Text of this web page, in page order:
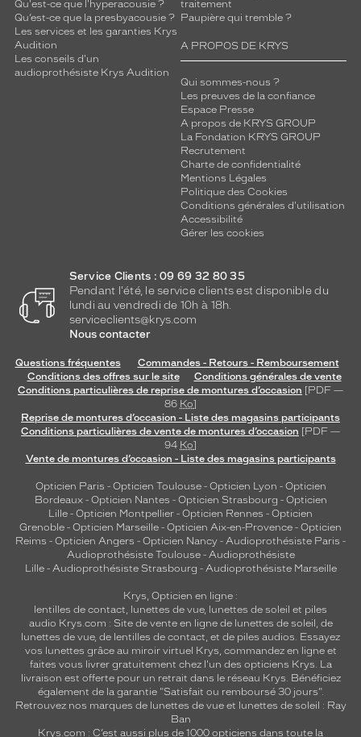
Qu'est-ce que l'hyperacousie ?
Qu’est-ce que la presbyacousie ?
Les services et les garanties Krys
Audition
Les conseils d'un
audioprothésiste Krys Audition
traitement
Paupière qui tremble ?
A PROPOS DE KRYS
Qui sommes-nous ?
Les preuves de la confiance
Espace Presse
A propos de KRYS GROUP
La Fondation KRYS GROUP
Recrutement
Charte de confidentialité
Mentions Légales
Politique des Cookies
Conditions générales d'utilisation
Accessibilité
Gérer les cookies
Service Clients : 09 69 32 80 35
Pendant l'été, le service clients est disponible du
lundi au vendredi de 10h à 18h.
serviceclients@krys.com
Nous contacter
Questions fréquentes
Commandes - Retours - Remboursement
Conditions des offres sur le site
Conditions générales de vente
Conditions particulières de reprise de montures d’occasion [PDF —
86 Ko]
Reprise de montures d’occasion - Liste des magasins participants
Conditions particulières de vente de montures d’occasion [PDF —
94 Ko]
Vente de montures d’occasion - Liste des magasins participants
Opticien Paris - Opticien Toulouse- Opticien Lyon - Opticien
Bordeaux- Opticien Nantes - Opticien Strasbourg - Opticien
Lille - Opticien Montpellier - Opticien Rennes - Opticien
Grenoble - Opticien Marseille - Opticien Aix-en-Provence - Opticien
Reims - Opticien Angers - Opticien Nancy - Audioprothésiste Paris -
Audioprothésiste Toulouse- Audioprothésiste
Lille- Audioprothésiste Strasbourg - Audioprothésiste Marseille
Krys, Opticien en ligne :
lentilles de contact, lunettes de vue, lunettes de soleil et piles
audio Krys.com : Site de vente en ligne de lunettes de soleil, de
lunettes de vue, de lentilles de contact, et de piles audios. Essayez
vos lunettes grâce au miroir virtuel Krys, commandez en ligne et
faites vous livrer gratuitement chez l'un des opticiens Krys. La
livraison est offerte pour un retrait dans le réseau Krys. Bénéficiez
également de la garantie "Satisfait ou remboursé 30 jours".
Retrouvez nos marques de lunettes de vue et lunettes de soleil : Ray
Ban
Krys.com : C’est aussi plus de 1000 opticiens dans toute la